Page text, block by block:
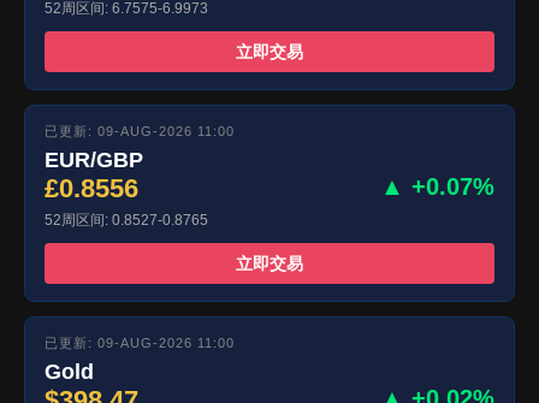
52周区间: 6.7575-6.9973
立即交易
已更新: 09-AUG-2026 11:00
EUR/GBP
£0.8556 ▲ +0.07%
52周区间: 0.8527-0.8765
立即交易
已更新: 09-AUG-2026 11:00
Gold